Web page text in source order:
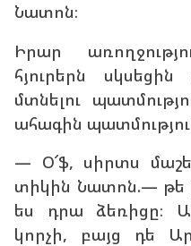
Նատոն։
Իրար
հյուրերն
մտնելու
ահագին
— Օ՜ֆ, սիրտս
տիկին Նատոն.— թե
ես դրա ձեռիցը։
կորչի, բայց դե